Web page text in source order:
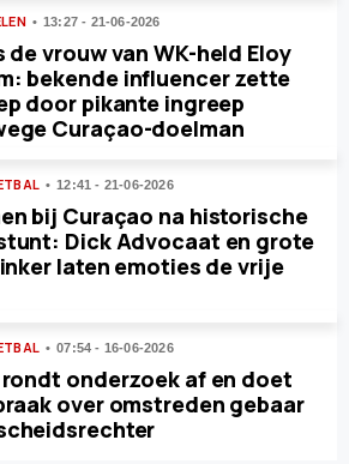
13:27 - 21-06-2026
de vrouw van WK-held Eloy
bekende influencer zette
door pikante ingreep
Curaçao-doelman
12:41 - 21-06-2026
bij Curaçao na historische
Dick Advocaat en grote
laten emoties de vrije
07:54 - 16-06-2026
rondt onderzoek af en doet
over omstreden gebaar